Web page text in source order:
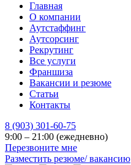
Главная
О компании
Аутстаффинг
Аутсорсинг
Рекрутинг
Все услуги
Франшиза
Вакансии и резюме
Статьи
Контакты
8 (903) 301-60-75
9:00 – 21:00 (ежедневно)
Перезвоните мне
Разместить резюме/ вакансию